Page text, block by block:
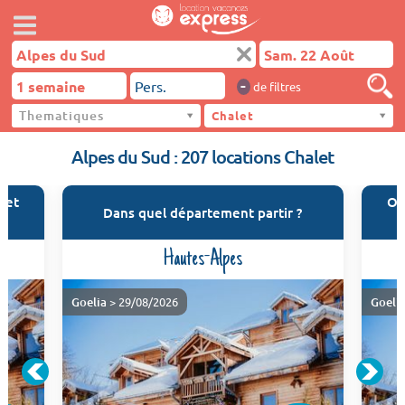
- de filtres
Thematiques Chalet
Alpes du Sud
Alpes du Sud : 207 locations Chalet
Dans quel département partir ?
Hautes-Alpes
Goelia > 29/08/2026 Goelia